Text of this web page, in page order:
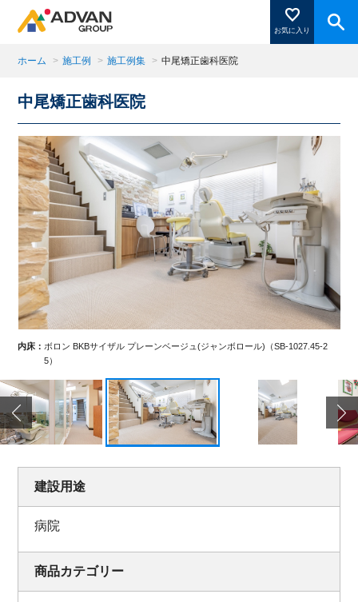
お気に入り
商品ページにある「お気に入り登録」を押すと登録した
商品がここに表示されます。
閉じる
ホーム > 施工例 > 施工例集 > 中尾矯正歯科医院
中尾矯正歯科医院
内床： ボロン BKBサイザル プレーンベージュ(ジャンボロール)（SB-1027.45-2
5）
建設用途
病院
商品カテゴリー